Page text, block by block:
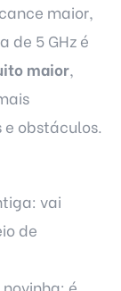
maior,
de 5 GHz é
maior,
obstáculos.
vai
de